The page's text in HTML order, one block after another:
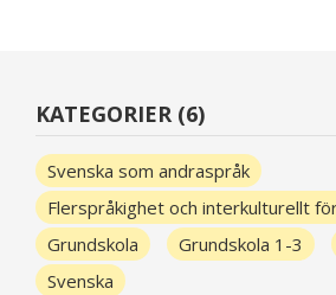
KATEGORIER (6)
Svenska som andraspråk
Flerspråkighet och interkulturellt
Grundskola
Grundskola 1-3
Svenska